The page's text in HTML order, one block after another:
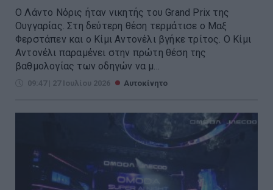
Ο Λάντο Νόρις ήταν νικητής του Grand Prix της
Ουγγαρίας. Στη δεύτερη θέση τερμάτισε ο Μαξ
Φερστάπεν και ο Κίμι Αντονέλι βγήκε τρίτος. Ο Κίμι
Αντονέλι παραμένει στην πρώτη θέση της
βαθμολογίας των οδηγών να μ...
09:47 | 27 Ιουλίου 2026 Αυτοκίνητο